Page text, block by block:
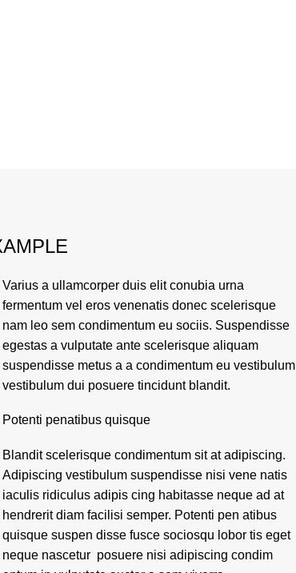
Varius a ullamcorper duis elit conubia urna
fermentum vel eros venenatis donec scelerisque
nam leo sem condimentum eu sociis. Suspendisse
egestas a vulputate ante scelerisque aliquam
suspendisse metus a a condimentum eu vestibulum
vestibulum dui posuere tincidunt blandit.
Potenti penatibus quisque
Blandit scelerisque condimentum sit at adipiscing.
Adipiscing vestibulum suspendisse nisi vene natis
iaculis ridiculus adipis cing habitasse neque ad at
hendrerit diam facilisi semper. Potenti pen atibus
quisque suspen disse fusce sociosqu lobor tis eget
neque nascetur posuere nisi adipiscing condim